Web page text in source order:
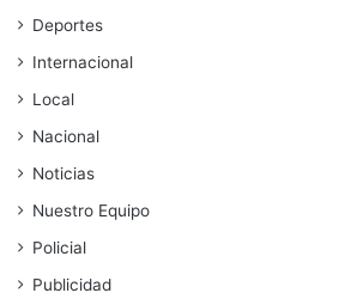
Deportes
Internacional
Local
Nacional
Noticias
Nuestro Equipo
Policial
Publicidad